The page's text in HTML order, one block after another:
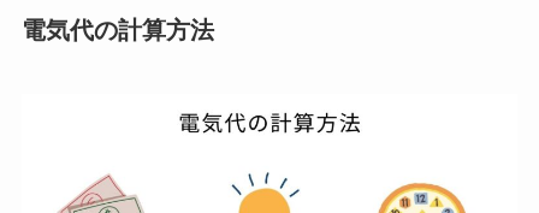
電気代の計算方法